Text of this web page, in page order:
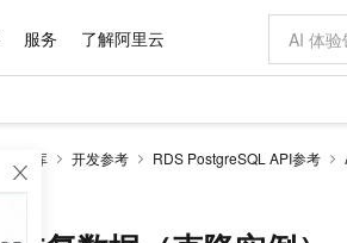
服务 了解阿里云
数据库 开发参考 RDS PostgreSQL API参考
域名与网站
AI 特惠
智启 AI 普惠权益
AI
价格计算器
自助选配和估算价格
配
数据与 API
数据集
基
成为产品伙伴
产品生态集成认证中心
产
企业增值服务
企业支持计划
阿
最佳实践
云上春晚
市